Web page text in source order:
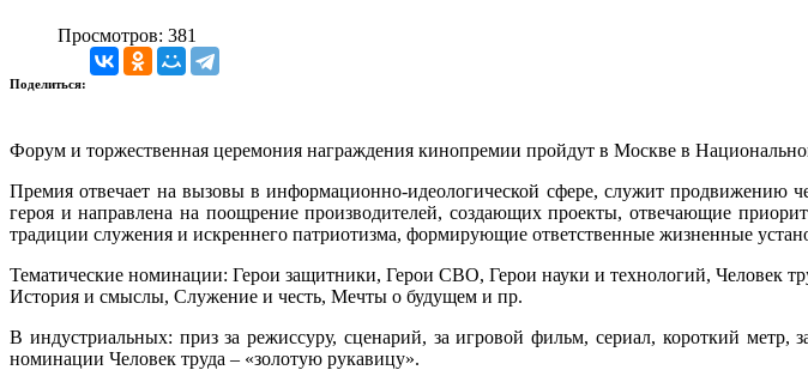
Просмотров: 381
Поделиться:
Форум и торжественная церемония награждения кинопремии пройдут в Москве в
Премия отвечает на вызовы в информационно-идеологической сфере, служит продвижению
героя и направлена на поощрение производителей, создающих проекты, отвечающие
традиции служения и искреннего патриотизма, формирующие ответственные жизненные
Тематические номинации: Герои защитники, Герои СВО, Герои науки и технологий, Человек
История и смыслы, Служение и честь, Мечты о будущем и пр.
В индустриальных: приз за режиссуру, сценарий, за игровой фильм, сериал, короткий
номинации Человек труда – «золотую рукавицу».